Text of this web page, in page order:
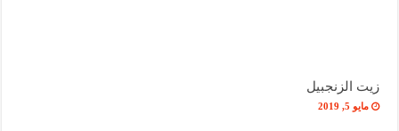
زيت الزنجبيل
مايو 5, 2019